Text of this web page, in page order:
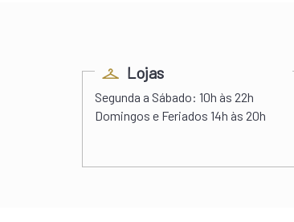
Lojas
Segunda a Sábado: 10h às 22h
Domingos e Feriados 14h às 20h